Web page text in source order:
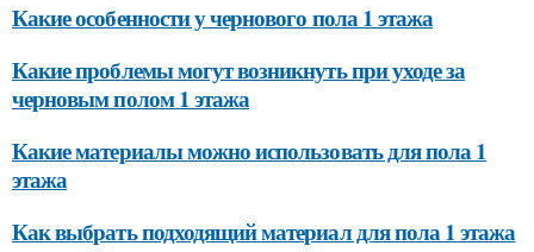
Какие особенности у чернового пола 1 этажа
Какие проблемы могут возникнуть при уходе за
черновым полом 1 этажа
Какие материалы можно использовать для пола 1
этажа
Как выбрать подходящий материал для пола 1 этажа